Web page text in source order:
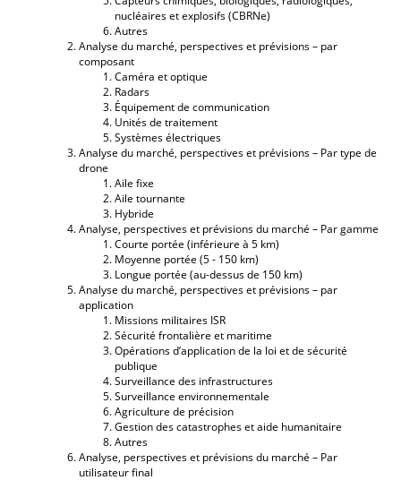
nucléaires et explosifs (CBRNe)
Autres
Analyse du marché, perspectives et prévisions – par
composant
Caméra et optique
Radars
Équipement de communication
Unités de traitement
Systèmes électriques
Analyse du marché, perspectives et prévisions – Par type de
drone
Aile fixe
Aile tournante
Hybride
Analyse, perspectives et prévisions du marché – Par gamme
Courte portée (inférieure à 5 km)
Moyenne portée (5 - 150 km)
Longue portée (au-dessus de 150 km)
Analyse du marché, perspectives et prévisions – par
application
Missions militaires ISR
Sécurité frontalière et maritime
Opérations d’application de la loi et de sécurité
publique
Surveillance des infrastructures
Surveillance environnementale
Agriculture de précision
Gestion des catastrophes et aide humanitaire
Autres
Analyse, perspectives et prévisions du marché – Par
utilisateur final